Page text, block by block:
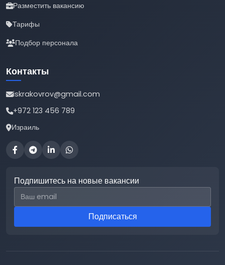
Разместить вакансию
Тарифы
Подбор персонала
Контакты
iskrakovrov@gmail.com
+972 123 456 789
Израиль
Подпишитесь на новые вакансии
Email для подписки
Подписаться